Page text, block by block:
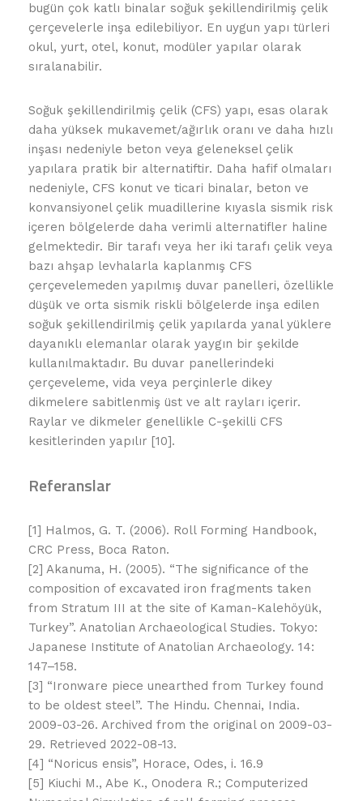
bugün çok katlı binalar soğuk şekillendirilmiş çelik
çerçevelerle inşa edilebiliyor. En uygun yapı türleri
okul, yurt, otel, konut, modüler yapılar olarak
sıralanabilir.
Soğuk şekillendirilmiş çelik (CFS) yapı, esas olarak
daha yüksek mukavemet/ağırlık oranı ve daha hızlı
inşası nedeniyle beton veya geleneksel çelik
yapılara pratik bir alternatiftir. Daha hafif olmaları
nedeniyle, CFS konut ve ticari binalar, beton ve
konvansiyonel çelik muadillerine kıyasla sismik risk
içeren bölgelerde daha verimli alternatifler haline
gelmektedir. Bir tarafı veya her iki tarafı çelik veya
bazı ahşap levhalarla kaplanmış CFS
çerçevelemeden yapılmış duvar panelleri, özellikle
düşük ve orta sismik riskli bölgelerde inşa edilen
soğuk şekillendirilmiş çelik yapılarda yanal yüklere
dayanıklı elemanlar olarak yaygın bir şekilde
kullanılmaktadır. Bu duvar panellerindeki
çerçeveleme, vida veya perçinlerle dikey
dikmelere sabitlenmiş üst ve alt rayları içerir.
Raylar ve dikmeler genellikle C-şekilli CFS
kesitlerinden yapılır [10].
Referanslar
[1] Halmos, G. T. (2006). Roll Forming Handbook,
CRC Press, Boca Raton.
[2] Akanuma, H. (2005). “The significance of the
composition of excavated iron fragments taken
from Stratum III at the site of Kaman-Kalehöyük,
Turkey”. Anatolian Archaeological Studies. Tokyo:
Japanese Institute of Anatolian Archaeology. 14:
147–158.
[3] “Ironware piece unearthed from Turkey found
to be oldest steel”. The Hindu. Chennai, India.
2009-03-26. Archived from the original on 2009-03-
29. Retrieved 2022-08-13.
[4] “Noricus ensis”, Horace, Odes, i. 16.9
[5] Kiuchi M., Abe K., Onodera R.; Computerized